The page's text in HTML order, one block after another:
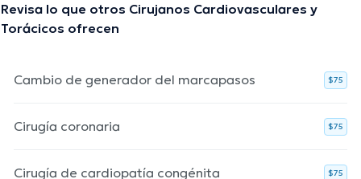
Revisa lo que otros Cirujanos Cardiovasculares y
Torácicos ofrecen
Cambio de generador del marcapasos $75
Cirugía coronaria $75
Cirugía de cardiopatía congénita $75